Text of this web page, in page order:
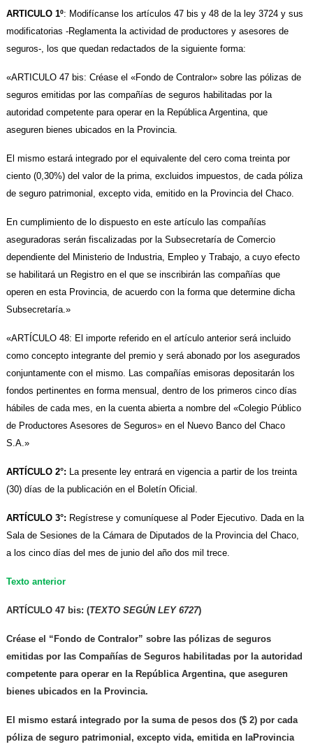
ARTICULO 1º: Modifícanse los artículos 47 bis y 48 de la ley 3724 y sus
modificatorias -Reglamenta la actividad de productores y asesores de
seguros-, los que quedan redactados de la siguiente forma:
«ARTICULO 47 bis: Créase el «Fondo de Contralor» sobre las pólizas de
seguros emitidas por las compañías de seguros habilitadas por la
autoridad competente para operar en la República Argentina, que
aseguren bienes ubicados en la Provincia.
El mismo estará integrado por el equivalente del cero coma treinta por
ciento (0,30%) del valor de la prima, excluidos impuestos, de cada póliza
de seguro patrimonial, excepto vida, emitido en la Provincia del Chaco.
En cumplimiento de lo dispuesto en este artículo las compañías
aseguradoras serán fiscalizadas por la Subsecretaría de Comercio
dependiente del Ministerio de Industria, Empleo y Trabajo, a cuyo efecto
se habilitará un Registro en el que se inscribirán las compañías que
operen en esta Provincia, de acuerdo con la forma que determine dicha
Subsecretaría.»
«ARTÍCULO 48: El importe referido en el artículo anterior será incluido
como concepto integrante del premio y será abonado por los asegurados
conjuntamente con el mismo. Las compañías emisoras depositarán los
fondos pertinentes en forma mensual, dentro de los primeros cinco días
hábiles de cada mes, en la cuenta abierta a nombre del «Colegio Público
de Productores Asesores de Seguros» en el Nuevo Banco del Chaco
S.A.»
ARTÍCULO 2°: La presente ley entrará en vigencia a partir de los treinta
(30) días de la publicación en el Boletín Oficial.
ARTÍCULO 3°: Regístrese y comuníquese al Poder Ejecutivo. Dada en la
Sala de Sesiones de la Cámara de Diputados de la Provincia del Chaco,
a los cinco días del mes de junio del año dos mil trece.
Texto anterior
ARTÍCULO 47 bis:(TEXTO SEGÚN LEY 6727)
Créase el “Fondo de Contralor” sobre las pólizas de seguros
emitidas por las Compañías de Seguros habilitadas por la autoridad
competente para operar en la República Argentina, que aseguren
bienes ubicados en la Provincia.
El mismo estará integrado por la suma de pesos dos ($ 2) por cada
póliza de seguro patrimonial, excepto vida, emitida en laProvincia